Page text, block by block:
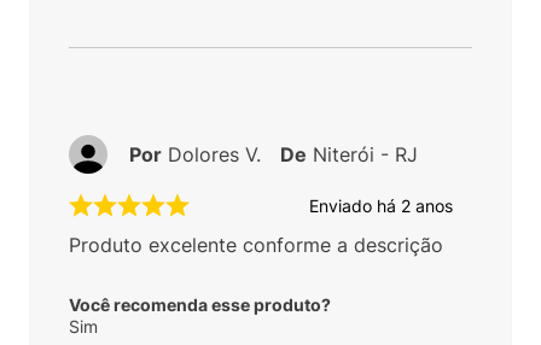
Enviado há 2 anos
Produto excelente conforme a descrição
Você recomenda esse produto?
Sim
Por Dolores V. De Niterói - RJ